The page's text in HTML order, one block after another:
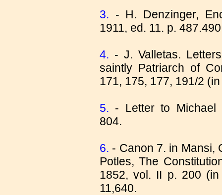
3. - Η. Denzinger,
1911, ed. 11. p.
4. - J. Valletas.
saintly Patriarch of
171, 175, 177, 191/2
5. - Letter to Michael
804.
6. - Canon 7. in Mansi,
Potles, The
1852, vοl. ΙΙ p. 200
11,640.